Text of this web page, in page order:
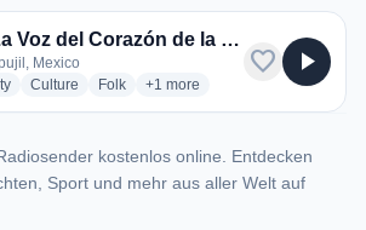
Xpujil
SRCI - La Voz del Corazón de la Selva - XEXPUJ
Mexico
radio stations
Culture radio stations
Folkradio stations
+1 more genres for SRCI - La
more
favorite play_arrow
kostenlos online. Entdecken
Sport und mehr aus aller Welt auf